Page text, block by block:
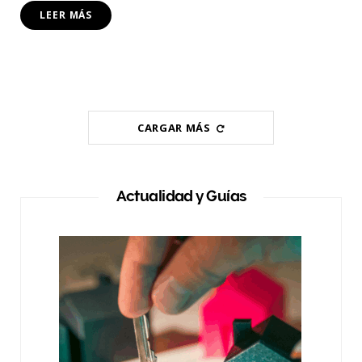
LEER MÁS
CARGAR MÁS
Actualidad y Guías